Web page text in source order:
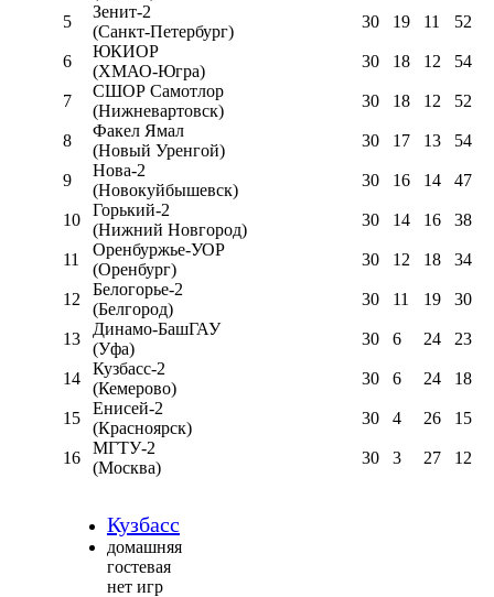
5
Зенит-2
(Санкт-Петербург)
30 19 11 52
6
ЮКИОР
(ХМАО-Югра)
30 18 12 54
7
СШОР Самотлор
(Нижневартовск)
30 18 12 52
8
Факел Ямал
(Новый Уренгой)
30 17 13 54
9
Нова-2
(Новокуйбышевск)
30 16 14 47
10
Горький-2
(Нижний Новгород)
30 14 16 38
11
Оренбуржье-УОР
(Оренбург)
30 12 18 34
12
Белогорье-2
(Белгород)
30 11 19 30
13
Динамо-БашГАУ
(Уфа)
30 6 24 23
14
Кузбасс-2
(Кемерово)
30 6 24 18
15
Енисей-2
(Красноярск)
30 4 26 15
16
МГТУ-2
(Москва)
30 3 27 12
Кузбасс
домашняя
гостевая
нет игр